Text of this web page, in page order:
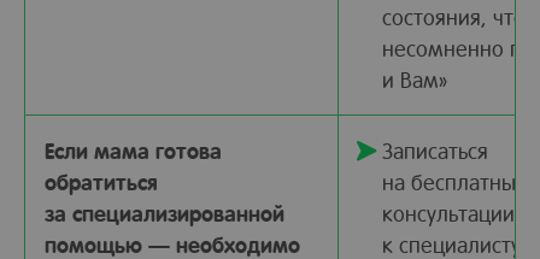
состояния, что
несомненно
и Вам»
Если мама готова
обратиться
за специализированной
помощью — необходимо
Записаться
на бесплатные
консультации
к специалисту